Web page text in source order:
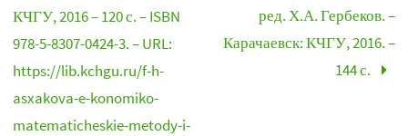
КЧГУ, 2016 – 120 с. – ISBN
978-5-8307-0424-3. – URL:
https://lib.kchgu.ru/f-h-
asxakova-e-konomiko-
matematicheskie-metody-i-
ред. Х.А. Гербеков. –
Карачаевск: КЧГУ, 2016. –
144 с.